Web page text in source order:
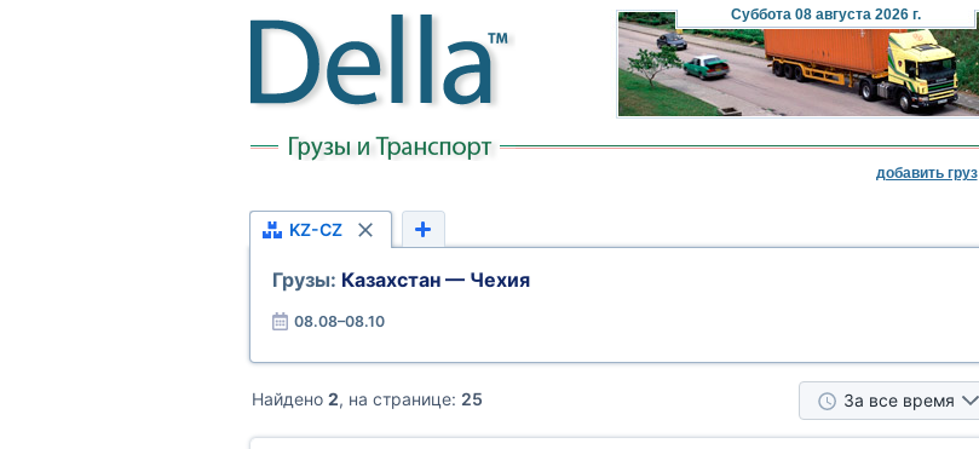
Суббота08 августа 2026 г.
добавить груз
KZ-CZ
Грузы: Казахстан — Чехия
08.08–08.10
Найдено 2, на странице: 25 За все время